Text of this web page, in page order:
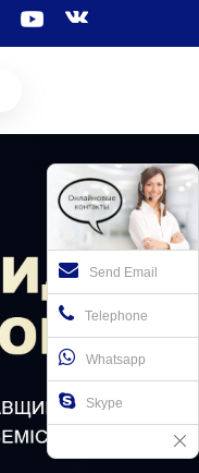
Send Email
Telephone
Whatsapp
Skype